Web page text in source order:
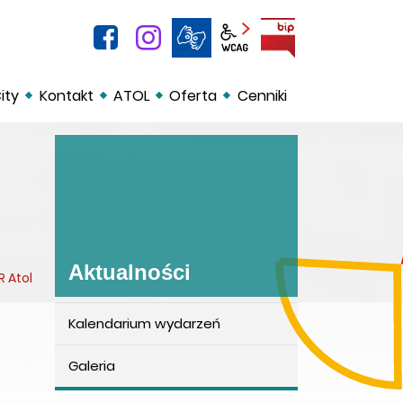
facebookinstagram
Panel wcag
Kontakt ATOL Oferta Cenniki
Atol Aktualności
Kalendarium wydarzeń
Galeria